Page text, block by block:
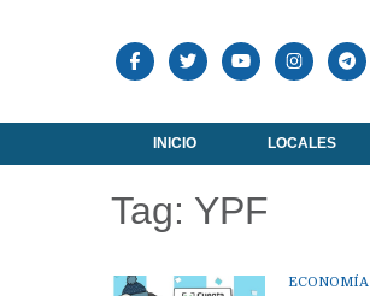
INICIO LOCALES
Tag: YPF
ECONOMÍA